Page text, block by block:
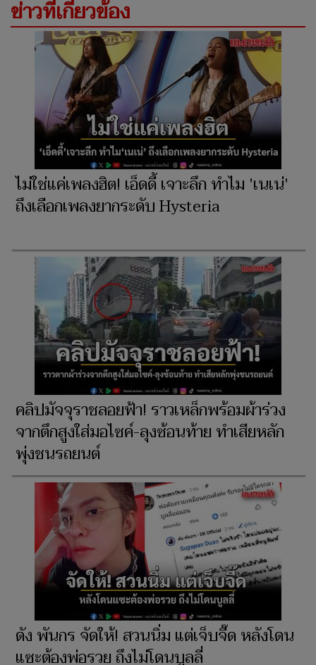
ข่าวที่เกี่ยวข้อง
ไม่ใช่แค่เพลงฮิต! เอ็ดดี้ เจาะลึก ทำไม 'เนเน่'
ถึงเลือกเพลงยากระดับ Hysteria
คลิปมัจจุราชลอยฟ้า! ราวเหล็กพร้อมผ้าร่วง
จากตึกสูงใส่มอไซค์-ลุงซ้อนท้าย ทำเสียหลัก
พุ่งชนรถยนต์
ดัง พันกร จัดให้! สวนนิ่ม แต่เจ็บจี๊ด หลังโดน
แซะต้องพ่อรวย ถึงไม่โดนบูลลี่